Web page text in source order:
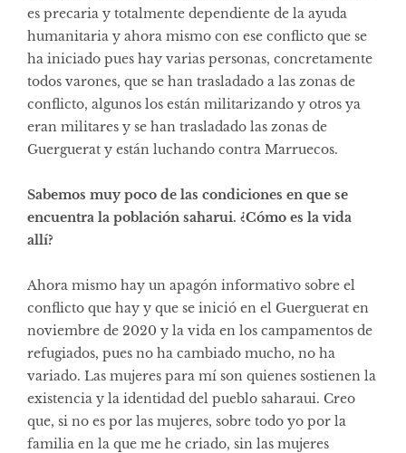
es precaria y totalmente dependiente de la ayuda
humanitaria y ahora mismo con ese conflicto que se
ha iniciado pues hay varias personas, concretamente
todos varones, que se han trasladado a las zonas de
conflicto, algunos los están militarizando y otros ya
eran militares y se han trasladado las zonas de
Guerguerat y están luchando contra Marruecos.
Sabemos muy poco de las condiciones en que se
encuentra la población saharui. ¿Cómo es la vida
allí?
Ahora mismo hay un apagón informativo sobre el
conflicto que hay y que se inició en el Guerguerat en
noviembre de 2020 y la vida en los campamentos de
refugiados, pues no ha cambiado mucho, no ha
variado. Las mujeres para mí son quienes sostienen la
existencia y la identidad del pueblo saharaui. Creo
que, si no es por las mujeres, sobre todo yo por la
familia en la que me he criado, sin las mujeres